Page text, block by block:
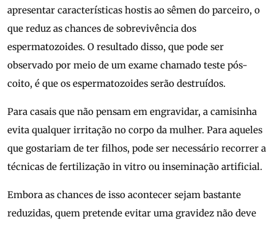
apresentar características hostis ao sêmen do parceiro, o
que reduz as chances de sobrevivência dos
espermatozoides. O resultado disso, que pode ser
observado por meio de um exame chamado teste pós-
coito, é que os espermatozoides serão destruídos.
Para casais que não pensam em engravidar, a camisinha
evita qualquer irritação no corpo da mulher. Para aqueles
que gostariam de ter filhos, pode ser necessário recorrer a
técnicas de fertilização in vitro ou inseminação artificial.
Embora as chances de isso acontecer sejam bastante
reduzidas, quem pretende evitar uma gravidez não deve